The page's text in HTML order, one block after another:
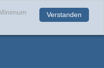
Verstanden